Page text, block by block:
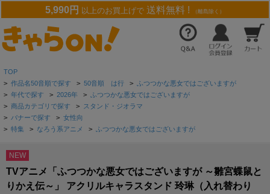
5,990円 以上のお買上げで 送料無料 ! （離島除く）
TOP
> 作品名50音順で探す > 50音順 は行 > ふつつかな悪女ではございますが
> 年代で探す > 2026年 > ふつつかな悪女ではございますが
> 商品カテゴリで探す > スタンド・ジオラマ
> バナーで探す > 女性向
> 特集 > なろう系アニメ > ふつつかな悪女ではございますが
NEW
TVアニメ「ふつつかな悪女ではございますが ～雛宮蝶鼠と
りかえ伝～」 アクリルキャラスタンド 玲琳（入れ替わり